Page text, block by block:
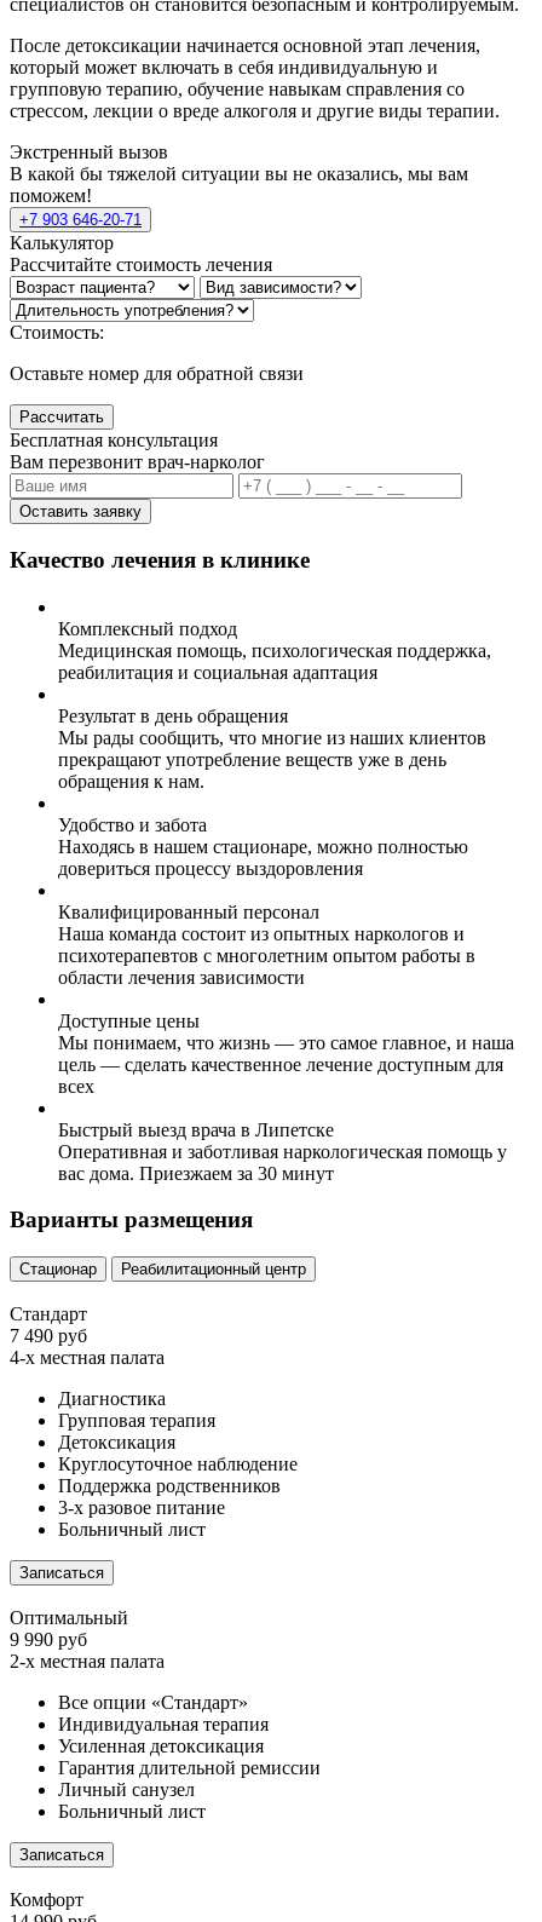
специалистов он становится безопасным и контролируемым.
После детоксикации начинается основной этап лечения,
который может включать в себя индивидуальную и
групповую терапию, обучение навыкам справления со
стрессом, лекции о вреде алкоголя и другие виды терапии.
Экстренный вызов
В какой бы тяжелой ситуации вы не оказались, мы вам
поможем!
+7 903 646-20-71
Калькулятор
Рассчитайте стоимость лечения
Стоимость:
Оставьте номер для обратной связи
Рассчитать
Бесплатная консультация
Вам перезвонит врач-нарколог
Оставить заявку
Качество лечения в клинике
Комплексный подход
Медицинская помощь, психологическая поддержка,
реабилитация и социальная адаптация
Результат в день обращения
Мы рады сообщить, что многие из наших клиентов
прекращают употребление веществ уже в день
обращения к нам.
Удобство и забота
Находясь в нашем стационаре, можно полностью
довериться процессу выздоровления
Квалифицированный персонал
Наша команда состоит из опытных наркологов и
психотерапевтов с многолетним опытом работы в
области лечения зависимости
Доступные цены
Мы понимаем, что жизнь — это самое главное, и наша
цель — сделать качественное лечение доступным для
всех
Быстрый выезд врача в Липетске
Оперативная и заботливая наркологическая помощь у
вас дома. Приезжаем за 30 минут
Варианты размещения
Стационар Реабилитационный центр
Стандарт
7 490 руб
4-х местная палата
Диагностика
Групповая терапия
Детоксикация
Круглосуточное наблюдение
Поддержка родственников
3-х разовое питание
Больничный лист
Записаться
Оптимальный
9 990 руб
2-х местная палата
Все опции «Стандарт»
Индивидуальная терапия
Усиленная детоксикация
Гарантия длительной ремиссии
Личный санузел
Больничный лист
Записаться
Комфорт